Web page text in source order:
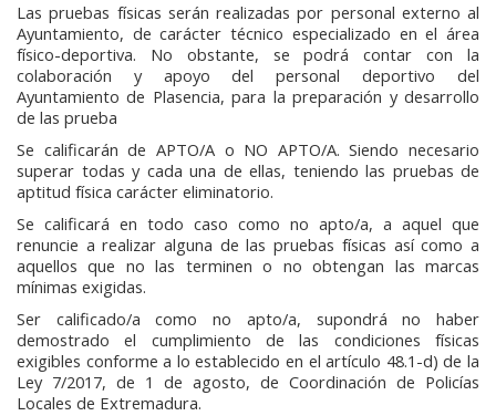
Las pruebas físicas serán realizadas por personal externo al
Ayuntamiento, de carácter técnico especializado en el área
físico-deportiva. No obstante, se podrá contar con la
colaboración y apoyo del personal deportivo del
Ayuntamiento de Plasencia, para la preparación y desarrollo
de las prueba
Se calificarán de APTO/A o NO APTO/A. Siendo necesario
superar todas y cada una de ellas, teniendo las pruebas de
aptitud física carácter eliminatorio.
Se calificará en todo caso como no apto/a, a aquel que
renuncie a realizar alguna de las pruebas físicas así como a
aquellos que no las terminen o no obtengan las marcas
mínimas exigidas.
Ser calificado/a como no apto/a, supondrá no haber
demostrado el cumplimiento de las condiciones físicas
exigibles conforme a lo establecido en el artículo 48.1-d) de la
Ley 7/2017, de 1 de agosto, de Coordinación de Policías
Locales de Extremadura.